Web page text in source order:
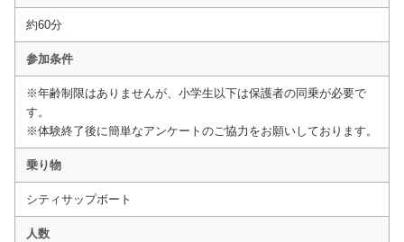
約60分
参加条件
※年齢制限はありませんが、小学生以下は保護者の同乗が必要で
す。
※体験終了後に簡単なアンケートのご協力をお願いしております。
乗り物
シティサップボート
人数